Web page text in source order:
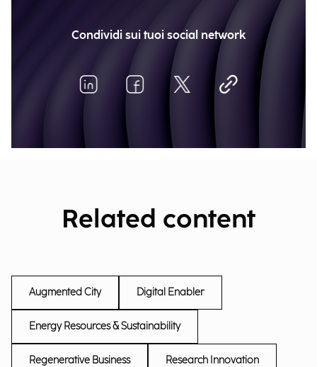
Condividi sui tuoi social network
Related content
Augmented City Digital Enabler
Energy Resources & Sustainability
Regenerative Business Research Innovation